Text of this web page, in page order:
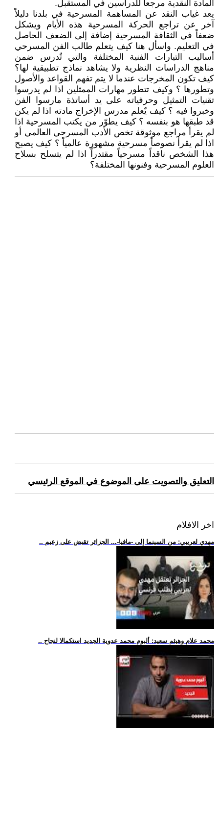
المادة النقدية مرجعاً للدراسين في المستقبل.
يعد غياب النقد عن المساهمة المسرحية في بلدنا دليلاً
آخر عن تراجع الحركة المسرحية هذه الأيام ويشكل
ضعفاً في الثقافة المسرحية إضافة إلى الضعف الحاصل
في التعليم. واسأل هنا كيف يتعلم طالب الفن المسرحي
أساليب التيارات الفنية المختلفة والتي تٌدرس ضمن
مناهج الدراسات النظرية ولا يشاهد نماذج تطبيقية لها؟
كيف تكون المخرجات عندما لا يتم تفهم القواعد والأصول
وتطورها ؟ وكيف تتطور مهارات الممثلين اذا لم يدرسوا
تقنيات التمثيل وحرفياته على يد أساتذة مارسوا الفن
وخبروا فيه ؟ كيف يٌعلم مدرس الإخراج مادته اذا لم يكن
قد طبقها هو بنفسه ؟ كيف يطوّر من يكتب المسرحية اذا
لم يقرأ مراجع موثوقة تخص الأدب المسرحي العالمي أو
اذا لم يقرأ نصوصاً مسرحية مشهورة عالمياً ؟ كيف يصبح
هذا الشخص ناقداً مسرحياً مقتدراً اذا لم يتسلح بسلاح
العلوم المسرحية وفنونها المختلفة؟
التعليق والتصويت على الموضوع في الموقع الرئيسي
اخر الافلام
.. مهدي لعريبي: من السينما إلى -مافيا-... الجزائر تقبض على زعيم
.. محمد علام وهيثم سعيد: ألبوم محمد عدوية الجديد استكمالا لنجاح